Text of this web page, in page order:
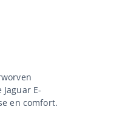
E-
en comfort.